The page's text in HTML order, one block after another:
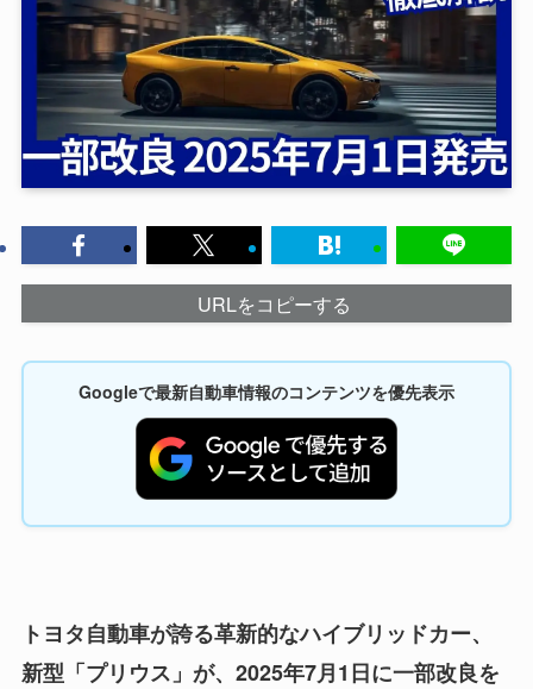
URLをコピーする
Googleで最新自動車情報のコンテンツを優先表示
トヨタ自動車が誇る革新的なハイブリッドカー、
新型「プリウス」が、2025年7月1日に一部改良を